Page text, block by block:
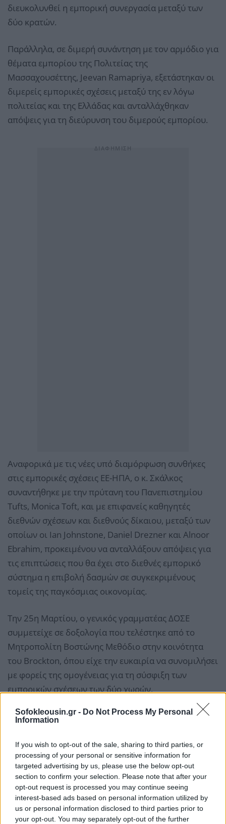
Sofokleousin.gr - Do Not Process My Personal
Information
If you wish to opt-out of the sale, sharing to third parties, or
processing of your personal or sensitive information for
targeted advertising by us, please use the below opt-out
section to confirm your selection. Please note that after your
opt-out request is processed you may continue seeing
interest-based ads based on personal information utilized by
us or personal information disclosed to third parties prior to
your opt-out. You may separately opt-out of the further
διευκολυνθεί η εμπορική συνεργασία μεταξύ των
δύο κρατών.
Παράλληλα, σε διμερή συνάντηση με τον αρμόδιο για
θέματα εμπορίου της Πολιτείας της
Μασσαχουσέττης, Jeevan Ramapriya, εξετάστηκαν οι
διμερείς εμπορικές σχέσεις μεταξύ της εν λόγω
πολιτείας και της Ελλάδας και ανταλλάχθηκαν
απόψεις για τη διεύρυνση του διμερούς εμπορίου.
Αναφορικά με τις νέες υπό διαμόρφωση συνθήκες
στις εμπορικές σχέσεις ΕΕ-ΗΠΑ, ο κ. Σκάλκος
συναντήθηκε με την πρύτανη του Πανεπιστημίου
Tufts, Monica Toft, και με επιφανείς καθηγητές
διεθνών σχέσεων και διεθνούς δίκαιου, μεταξύ των
οποίων οι Ian Johnstone, Daniel Drezner και Alnoor
Ebrahim, προκειμένου να ανταλλάξουν απόψεις για
τις επιπτώσεις που θα έχει στο διεθνές εμπορικό
σύστημα η επιβολή δασμών σε συγκεκριμένους
τομείς της παγκόσμιας οικονομίας.
Την 25η Μαρτίου, ο γενικός γραμματέας ΔΟΣΕ
συμμετείχε σε δοξολογία που τελέστηκε από το
Μητροπολίτη Βοστώνης Μεθόδιο στην κοινότητα
του Brockton, όπου είχε την ευκαιρία να συνομιλήσει
με φορείς της ομογένειας για τη σύσφιξη των
εμπορικών σχέσεων των δύο χωρών.